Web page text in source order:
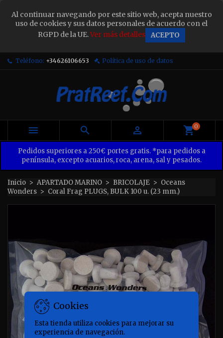
Al continuar navegando por este sitio web, acepta nuestro
uso de cookies y sus datos personales de acuerdo con el
RGPD de la UE.Ver más detalles ACEPTO
Teléfono: +34626106653 Política de uso de datos
   0
Pedidos superiores a 250€ portes gratis. *para pedidos a
península, excepto acuarios, roca, arena, sal y pesados.
Inicio APARTADO MARINO BRICOLAJE
Oceans
Wonders
Coral Frag PLUGS, BULK 100 u. (23 mm.)
Cookies
Esta tienda utiliza cookies para mejorar su
experiencia de navegación.
Sign in ×
You need to be logged in to save products in your
wish list.